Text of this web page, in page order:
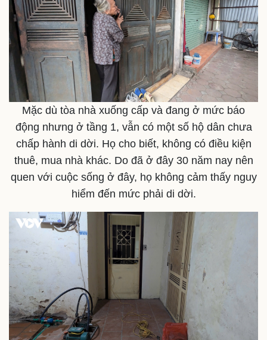
Doanh nghiệp
Thông tin doanh nghiệp
Doanh nghiệp 24h
Doanh nhân
Vì cộng đồng
Công nghệ
Sành điệu
Tin Công nghệ
Trải nghiệm
Chuyển đổi số
Mặc dù tòa nhà xuống cấp và đang ở mức báo
động nhưng ở tầng 1, vẫn có một số hộ dân chưa
chấp hành di dời. Họ cho biết, không có điều kiện
thuê, mua nhà khác. Do đã ở đây 30 năm nay nên
quen với cuộc sống ở đây, họ không cảm thấy nguy
hiểm đến mức phải di dời.